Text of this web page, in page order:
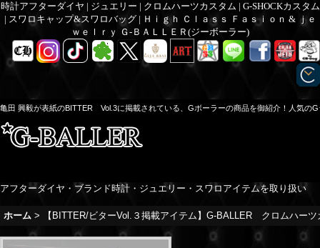
時計アフターダイヤ | ジュエリー | クロムハーツカスタム | G-SHOCKカスタム
| スワロキャップ&スワロバッグ | Ｈｉｇｈ Ｃｌａｓｓ Ｆａｓｉｏｎ & ｊｅ
ｗｅｌｒｙ Ｇ-ＢＡＬＬＥＲ(ジーボーラー)
亀田 興毅が表紙のBITTER Vol.3に掲載されている、Gボーラーの商品を御紹介！人気の
アフターダイヤ・ブランド時計・ジュエリー・スワロアイテムを取り扱い
ホーム > 【BITTER/ビターVol.３掲載アイテム】G-BALLER クロムハー